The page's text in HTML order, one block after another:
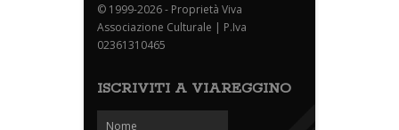
© 1999-2026 - Proprietà Viva
Associazione Culturale | P.Iva
02361310465
ISCRIVITI A VIAREGGINO